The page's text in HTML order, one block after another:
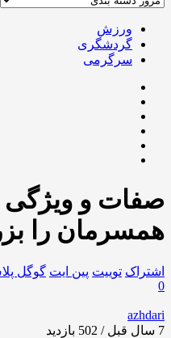
ورزش
گردشگری
سرگرمی
صفات و
همسرمان را
اشتراک توییت پین ایت گوگل‌
0
azhdari
7 سال قبل / 502
بازدید